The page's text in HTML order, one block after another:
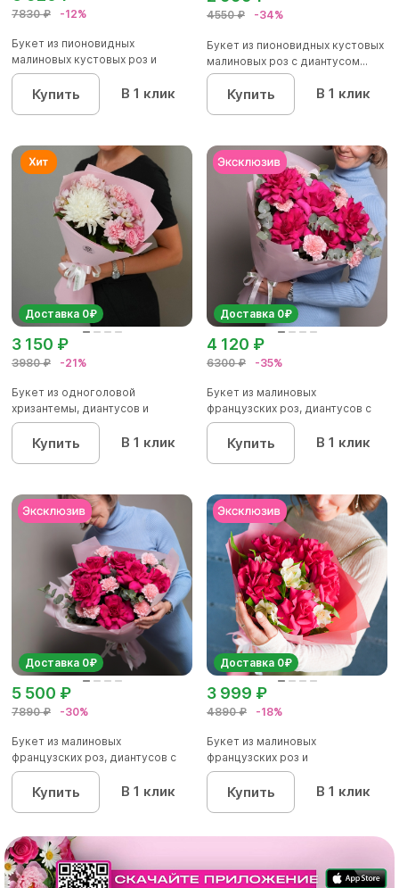
7830 ₽ -12%
Букет из пионовидных
малиновых кустовых роз и
альстроме...
Купить В 1 клик
4550 ₽ -34%
Букет из пионовидных кустовых
малиновых роз с диантусом...
Купить В 1 клик
Доставка 0₽
3980 ₽ -21%
3 150 ₽
Букет из одноголовой
хризантемы, диантусов и
альстромер...
Купить В 1 клик
Доставка 0₽
6300 ₽ -35%
4 120 ₽
Букет из малиновых
французских роз, диантусов с
эвкалип...
Купить В 1 клик
Доставка 0₽
7890 ₽ -30%
5 500 ₽
Букет из малиновых
французских роз, диантусов с
эвкалип...
Купить В 1 клик
Доставка 0₽
4890 ₽ -18%
3 999 ₽
Букет из малиновых
французских роз и
альстромерии - М
Купить В 1 клик